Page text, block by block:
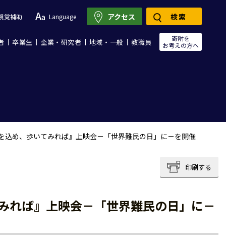
覚補助 Language
卒業生 企業・研究者 地域・一般 教職員
寄附を
お考えの方へ
アクセス 検索
込め、歩いてみれば』上映会－「世界難民の日」に－を開催
印刷する
れば』上映会－「世界難民の日」に－